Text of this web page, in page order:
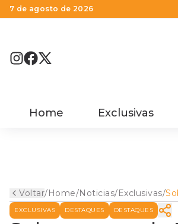
7 de agosto de 2026
Home Exclusivas
Voltar/Home/Noticias/Exclusivas/
EXCLUSIVAS DESTAQUES DESTAQUES